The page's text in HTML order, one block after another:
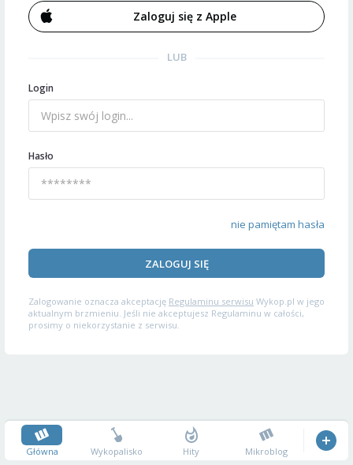
Zaloguj się z Apple
LUB
Login
Hasło
nie pamiętam hasła
ZALOGUJ SIĘ
Zalogowanie oznacza akceptację Regulaminu serwisu Wykop.pl w jego
aktualnym brzmieniu. Jeśli nie akceptujesz Regulaminu w całości,
prosimy o niekorzystanie z serwisu.
Główna Wykopalisko Hity Mikroblog